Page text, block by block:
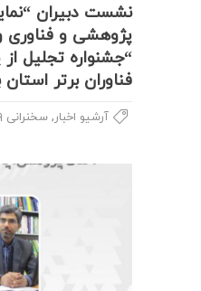
نشست دبیران
پژوهشی و فناوری
“جشنواره تجلیل
فناوران برتر
آرشیو اخبار, سخنرانی ۱۳۹۹